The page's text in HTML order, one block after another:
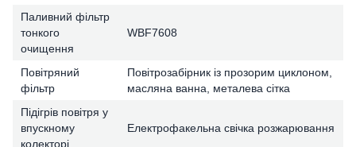
Паливний фільтр
тонкого
очищення
WBF7608
Повітряний
фільтр
Повітрозабірник із прозорим циклоном,
масляна ванна, металева сітка
Підігрів повітря у
впускному
колекторі
Електрофакельна свічка розжарювання